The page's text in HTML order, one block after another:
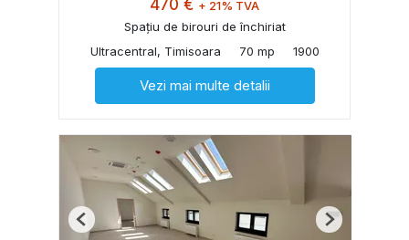
470 € + 21% TVA
Spațiu de birouri de închiriat
Ultracentral, Timisoara
70 mp 1900
Vezi mai multe detalii
Previous Next